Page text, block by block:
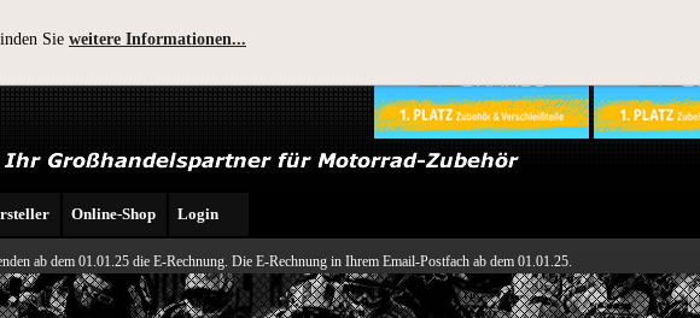
Online-Shop Login
ab dem 01.01.25 die E-Rechnung. Die E-Rechnung in Ihrem Email-Postfach ab dem 01.01.25.
Sie weitere Informationen...